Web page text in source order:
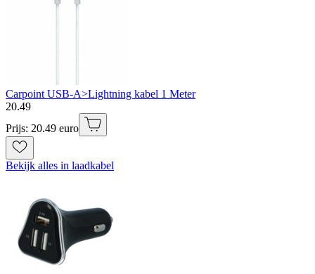
Carpoint USB-A>Lightning kabel 1 Meter
20.49
Prijs: 20.49 euro
Bekijk alles in laadkabel